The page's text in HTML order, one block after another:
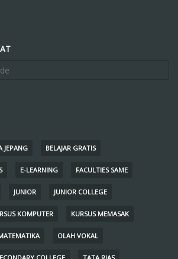
JEPANG BELAJAR GRATIS
E-LEARNING FACULTIES SAME
JUNIOR JUNIOR COLLEGE
KOMPUTER KURSUS MEMASAK
OLAH VOKAL